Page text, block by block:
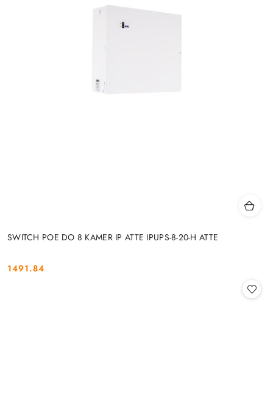
SWITCH POE DO 8 KAMER IP ATTE IPUPS-8-20-H ATTE
Cena:
1491.84